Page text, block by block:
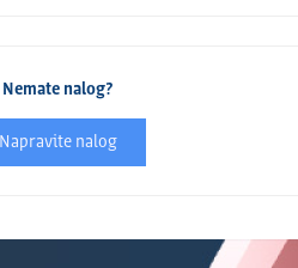
Nemate nalog?
Napravite nalog